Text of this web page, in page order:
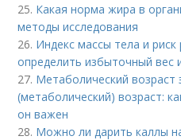
25. Какая норма жира в
методы исследования
26. Индекс массы тела и
определить избыточный вес
27. Метаболический возраст
(метаболический) возраст:
он важен
28. Можно ли дарить каллы